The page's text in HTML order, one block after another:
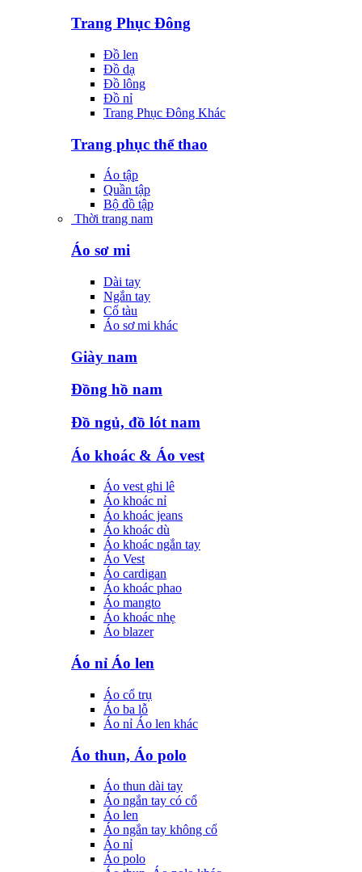
Trang Phục Đông
Đồ len
Đồ dạ
Đồ lông
Đồ nỉ
Trang Phục Đông Khác
Trang phục thể thao
Áo tập
Quần tập
Bộ đồ tập
Thời trang nam
Áo sơ mi
Dài tay
Ngắn tay
Cổ tàu
Áo sơ mi khác
Giày nam
Đồng hồ nam
Đồ ngủ, đồ lót nam
Áo khoác & Áo vest
Áo vest ghi lê
Áo khoác nỉ
Áo khoác jeans
Áo khoác dù
Áo khoác ngắn tay
Áo Vest
Áo cardigan
Áo khoác phao
Áo mangto
Áo khoác nhẹ
Áo blazer
Áo nỉ Áo len
Áo cổ trụ
Áo ba lỗ
Áo nỉ Áo len khác
Áo thun, Áo polo
Áo thun dài tay
Áo ngắn tay có cổ
Áo len
Áo ngắn tay không cổ
Áo nỉ
Áo polo